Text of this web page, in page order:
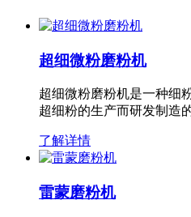
超细微粉磨粉机
超细微粉磨粉机是一种细
超细粉的生产而研发制造
了解详情
雷蒙磨粉机